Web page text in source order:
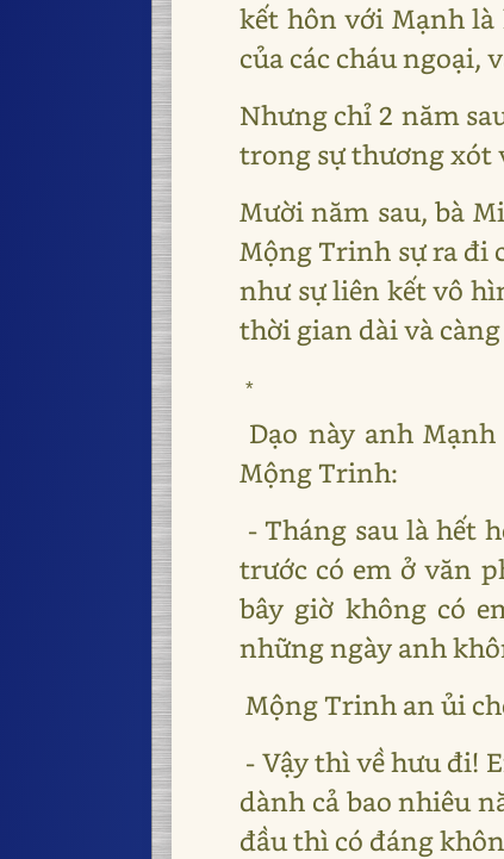
kết hôn với Mạnh
của các cháu ngoại,
Nhưng chỉ 2 năm
trong sự thương xót
Mười năm sau, bà
Mộng Trinh sự ra đi
như sự liên kết vô
thời gian dài và
*
Dạo này anh
Mộng Trinh:
- Tháng sau là hết
trước có em ở văn
bây giờ không có
những ngày anh
Mộng Trinh an ủi
- Vậy thì về hưu đi!
dành cả bao nhiêu
đầu thì có đáng